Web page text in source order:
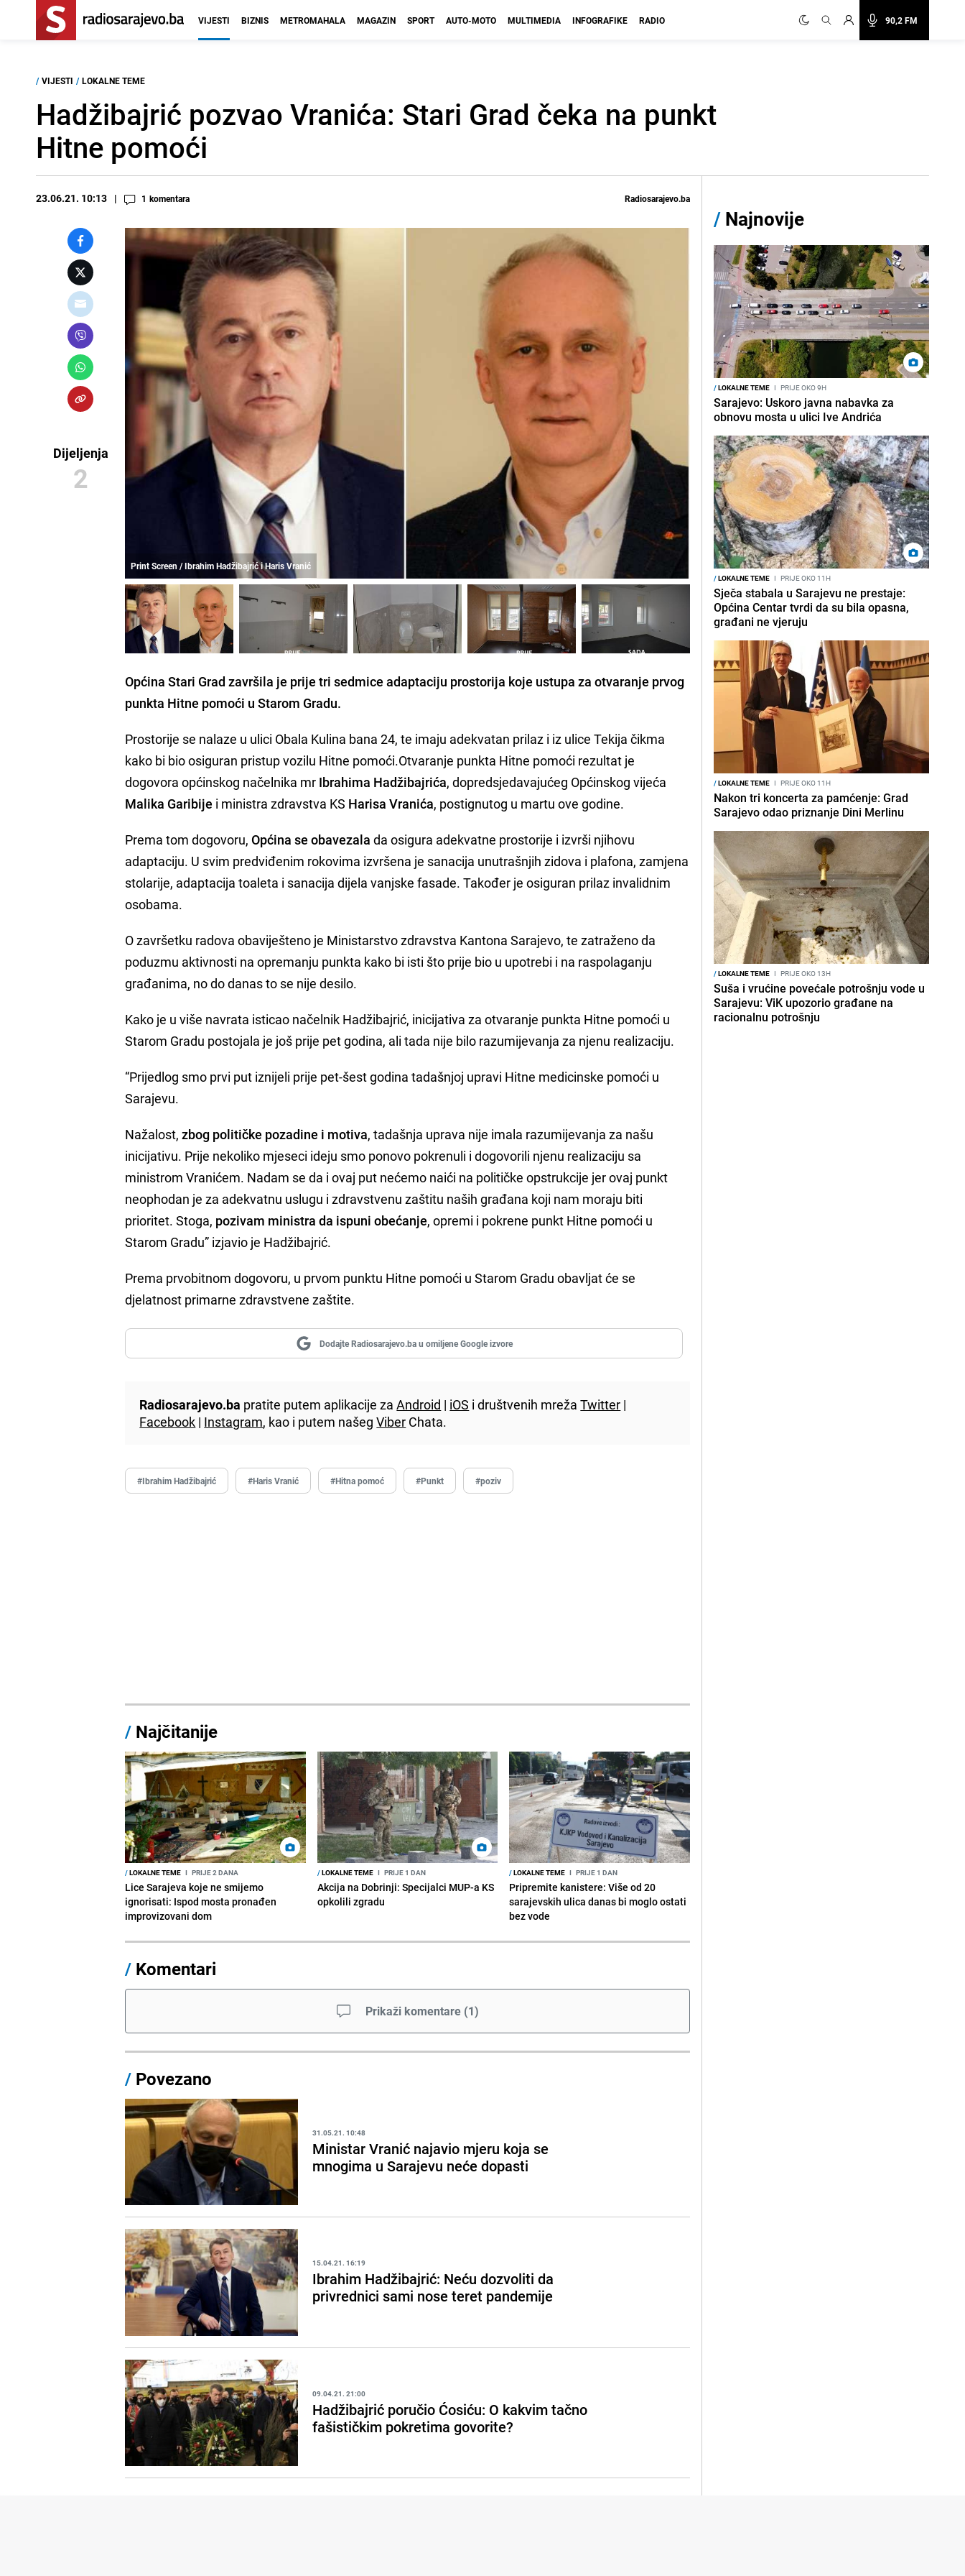
90,2 FM
VIJESTI BIZNIS METROMAHALA MAGAZIN SPORT AUTO-MOTO MULTIMEDIA INFOGRAFIKE RADIO
/ VIJESTI / LOKALNE TEME
Hadžibajrić pozvao Vranića: Stari Grad čeka na punkt
Hitne pomoći
23.06.21. 10:13 1 komentara Radiosarajevo.ba
Dijeljenja
2
Print Screen / Ibrahim Hadžibajrić i Haris Vranić
Općina Stari Grad završila je prije tri sedmiceadaptaciju prostorija koje ustupa za otvaranje prvog
punkta Hitne pomoći u Starom Gradu.
Prostorije se nalaze u ulici Obala Kulina bana 24, te imaju adekvatan prilaz i iz ulice Tekija čikma
kako bi bio osiguran pristup vozilu Hitne pomoći.Otvaranje punkta Hitne pomoći rezultat je
dogovora općinskog načelnika mr Ibrahima Hadžibajrića, dopredsjedavajućeg Općinskog vijeća
Malika Garibije i ministra zdravstva KS Harisa Vranića, postignutog u martu ove godine.
Prema tom dogovoru,Općina se obavezala da osigura adekvatne prostorije i izvrši njihovu
adaptaciju. U svim predviđenim rokovima izvršena je sanacija unutrašnjih zidova i plafona, zamjena
stolarije, adaptacija toaleta i sanacija dijela vanjske fasade. Također je osiguran prilaz invalidnim
osobama.
O završetku radova obaviješteno je Ministarstvo zdravstva Kantona Sarajevo, te zatraženo da
poduzmu aktivnosti na opremanju punkta kako bi isti što prije bio u upotrebi i na raspolaganju
građanima, no do danas to se nije desilo.
Kako je u više navrata isticao načelnik Hadžibajrić, inicijativa za otvaranje punkta Hitne pomoći u
Starom Gradu postojala je još prije pet godina, ali tada nije bilo razumijevanja za njenu realizaciju.
“Prijedlog smo prvi put iznijeli prije pet-šest godina tadašnjoj upravi Hitne medicinske pomoći u
Sarajevu.
Nažalost,zbog političke pozadine i motiva, tadašnja uprava nije imala razumijevanja za našu
inicijativu. Prije nekoliko mjeseci ideju smo ponovo pokrenuli i dogovorili njenu realizaciju sa
ministrom Vranićem. Nadam se da i ovaj put nećemo naići na političke opstrukcije jer ovaj punkt
neophodan je za adekvatnu uslugu i zdravstvenu zaštitu naših građana koji nam moraju biti
prioritet. Stoga, pozivam ministra da ispuni obećanje, opremi i pokrene punkt Hitne pomoći u
Starom Gradu” izjavio je Hadžibajrić.
Prema prvobitnom dogovoru, u prvom punktu Hitne pomoći u Starom Gradu obavljat će se
djelatnost primarne zdravstvene zaštite.
Dodajte Radiosarajevo.ba u omiljene Google izvore
Radiosarajevo.ba pratite putem aplikacije zaAndroid | iOS i društvenih mrežaTwitter |
Facebook | Instagram, kao i putem našegViber Chata.
#Ibrahim Hadžibajrić #Haris Vranić #Hitna pomoć #Punkt #poziv
/ Najčitanije
/LOKALNE TEME I PRIJE 2 DANA
Lice Sarajeva koje ne smijemo
ignorisati: Ispod mosta pronađen
improvizovani dom
/LOKALNE TEME I PRIJE 1 DAN
Akcija na Dobrinji: Specijalci MUP-a KS
opkolili zgradu
/LOKALNE TEME I PRIJE 1 DAN
Pripremite kanistere: Više od 20
sarajevskih ulica danas bi moglo ostati
bez vode
/ Komentari
Prikaži komentare (1)
/ Povezano
31.05.21. 10:48
Ministar Vranić najavio mjeru koja se
mnogima u Sarajevu neće dopasti
15.04.21. 16:19
Ibrahim Hadžibajrić: Neću dozvoliti da
privrednici sami nose teret pandemije
09.04.21. 21:00
Hadžibajrić poručio Ćosiću: O kakvim tačno
fašističkim pokretima govorite?
/ Najnovije
/LOKALNE TEME I PRIJE OKO 9H
Sarajevo: Uskoro javna nabavka za
obnovu mosta u ulici Ive Andrića
/LOKALNE TEME I PRIJE OKO 11H
Sječa stabala u Sarajevu ne prestaje:
Općina Centar tvrdi da su bila opasna,
građani ne vjeruju
/LOKALNE TEME I PRIJE OKO 11H
Nakon tri koncerta za pamćenje: Grad
Sarajevo odao priznanje Dini Merlinu
/LOKALNE TEME I PRIJE OKO 13H
Suša i vrućine povećale potrošnju vode u
Sarajevu: ViK upozorio građane na
racionalnu potrošnju